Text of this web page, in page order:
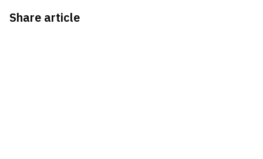
Share article